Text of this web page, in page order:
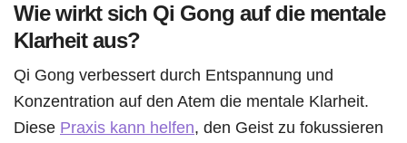
Wie wirkt sich Qi Gong auf die mentale
Klarheit aus?
Qi Gong verbessert durch Entspannung und
Konzentration auf den Atem die mentale Klarheit.
Diese Praxis kann helfen, den Geist zu fokussieren